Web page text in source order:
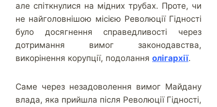
але спіткнулися на мідних трубах. Проте, чи
не найголовнішою місією Революції Гідності
було досягнення справедливості через
дотримання вимог законодавства,
викорінення корупції, подолання олігархії.
Саме через незадоволення вимог Майдану
влада, яка прийшла після Революції Гідності,